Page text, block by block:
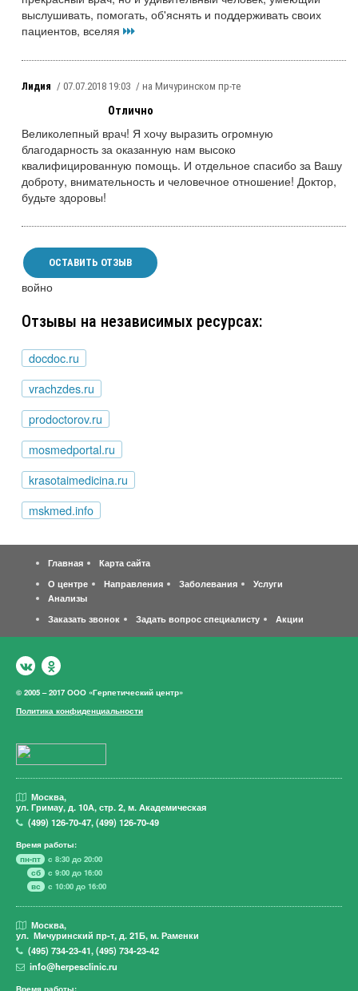
выслушивать, помогать, об'яснять и поддерживать своих
пациентов, вселяя
Лидия / 07.07.2018 19:03 / на Мичуринском пр-те
Отлично
Великолепный врач! Я хочу выразить огромную
благодарность за оказанную нам высоко
квалифицированную помощь. И отдельное спасибо за Вашу
доброту, внимательность и человечное отношение! Доктор,
будьте здоровы!
ОСТАВИТЬ ОТЗЫВ
войно
Отзывы на независимых ресурсах:
docdoc.ru
vrachzdes.ru
prodoctorov.ru
mosmedportal.ru
krasotaimedicina.ru
mskmed.info
Главная
Карта сайта
О центре
Направления Заболевания
Услуги
Анализы
Заказать звонок
Задать вопрос специалисту Акции
© 2005 – 2017 ООО «Герпетический центр»
Политика конфиденциальности
Москва,
ул. Гримау, д. 10А, стр. 2, м. Академическая
(499)126-70-47,(499)126-70-49
Время работы:
пн-пт
с 8:30 до 20:00
сб
с 9:00 до 16:00
вс
с 10:00 до 16:00
Москва,
ул. Мичуринский пр-т, д. 21Б, м. Раменки
(495)734-23-41,(495)734-23-42
info@herpesclinic.ru
Время работы: